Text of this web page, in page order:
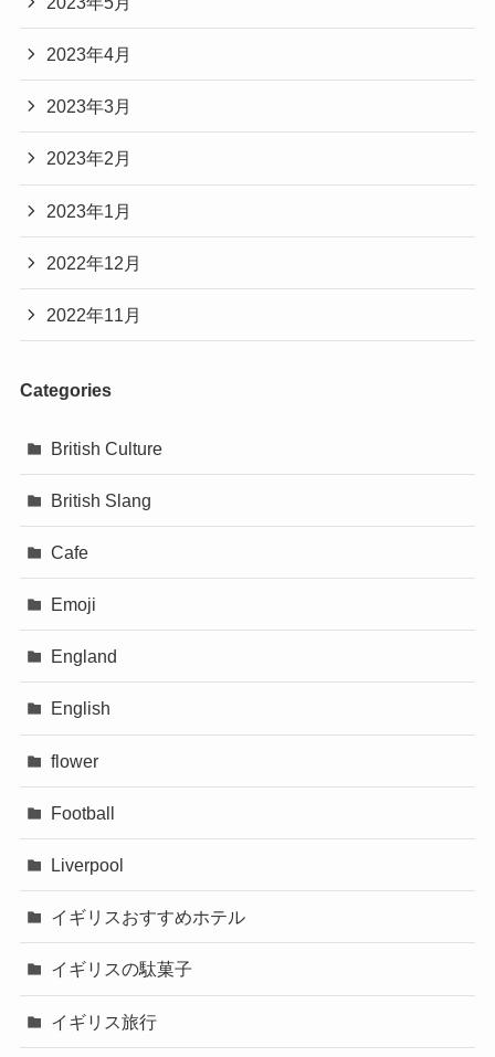
2023年4月
2023年3月
2023年2月
2023年1月
2022年12月
2022年11月
Categories
British Culture
British Slang
Cafe
Emoji
England
English
flower
Football
Liverpool
イギリスおすすめホテル
イギリスの駄菓子
イギリス旅行